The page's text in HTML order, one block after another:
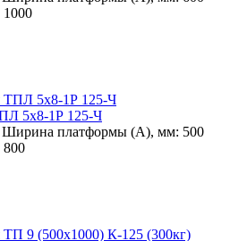
1000
5х8-1Р 125-Ч
Ширина платформы (А), мм: 500
800